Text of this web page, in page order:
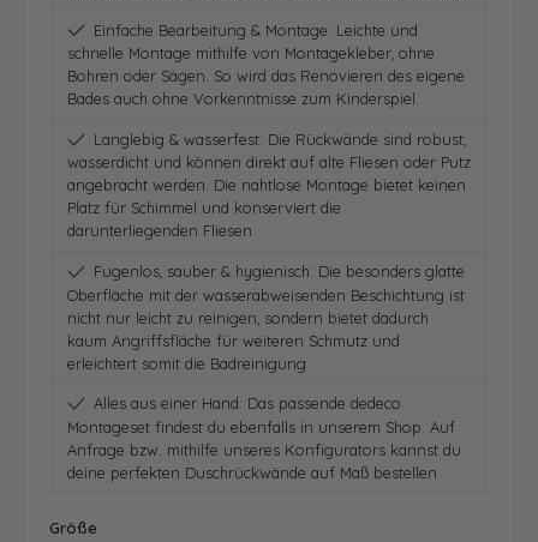
Einfache Bearbeitung & Montage: Leichte und
schnelle Montage mithilfe von Montagekleber, ohne
Bohren oder Sägen. So wird das Renovieren des eigene
Bades auch ohne Vorkenntnisse zum Kinderspiel.
Langlebig & wasserfest: Die Rückwände sind robust,
wasserdicht und können direkt auf alte Fliesen oder Putz
angebracht werden. Die nahtlose Montage bietet keinen
Platz für Schimmel und konserviert die
darunterliegenden Fliesen
Fugenlos, sauber & hygienisch: Die besonders glatte
Oberfläche mit der wasserabweisenden Beschichtung ist
nicht nur leicht zu reinigen, sondern bietet dadurch
kaum Angriffsfläche für weiteren Schmutz und
erleichtert somit die Badreinigung
Alles aus einer Hand: Das passende dedeco
Montageset findest du ebenfalls in unserem Shop. Auf
Anfrage bzw. mithilfe unseres Konfigurators kannst du
deine perfekten Duschrückwände auf Maß bestellen
Größe